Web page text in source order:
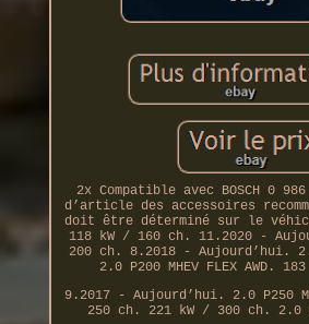
2x Compatible avec BOSCH 0
d’article des accessoires
doit être déterminé sur le
118 kW / 160 ch. 11.2020 -
200 ch. 8.2018 - Aujourd’hui. 2.0
2.0 P200 MHEV FLEX AWD.
9.2017 - Aujourd’hui. 2.0 P250
250 ch. 221 kW / 300 ch. 2.0